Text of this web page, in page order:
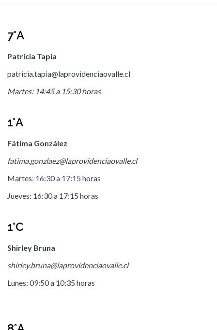
7°A
Patricia Tapia
patricia.tapia@laprovidenciaovalle.cl
Martes: 14:45 a 15:30 horas
1°A
Fátima González
fatima.gonzlaez@laprovidenciaovalle.cl
Martes: 16:30 a 17:15 horas
Jueves: 16:30 a 17:15 horas
1°C
Shirley Bruna
shirley.bruna@laprovidenciaovalle.cl
Lunes: 09:50 a 10:35 horas